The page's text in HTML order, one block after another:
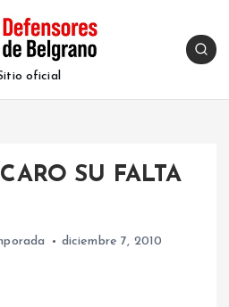
oficial
SU FALTA
diciembre 7, 2010